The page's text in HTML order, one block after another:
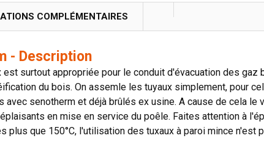
COMPLÉMENTAIRES
- Description
surtout appropriée pour le conduit d'évacuation des gaz
du bois. On assemle les tuyaux simplement, pour
avec senotherm et déjà brûlés ex usine. A cause de cela le
en mise en service du poêle. Faites attention à
plus que 150°C, l'utilisation des tuxaux à paroi mince n'est